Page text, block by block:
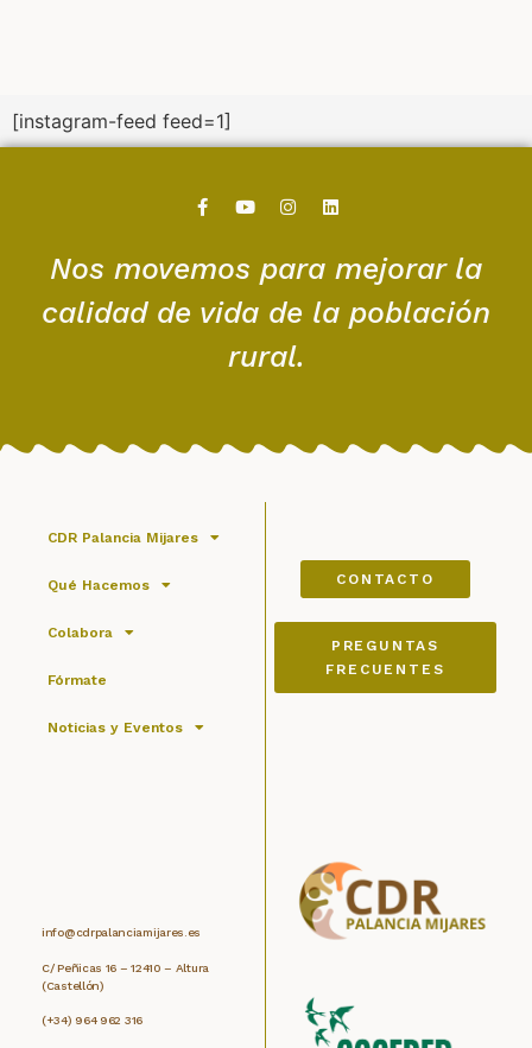
[instagram-feed feed=1]
Nos movemos para mejorar la
calidad de vida de la población
rural.
CDR Palancia Mijares
Qué Hacemos
Colabora
Fórmate
Noticias y Eventos
CONTACTO
PREGUNTAS
FRECUENTES
info@cdrpalanciamijares.es
C/ Peñicas 16 – 12410 – Altura
(Castellón)
(+34) 964 962 316